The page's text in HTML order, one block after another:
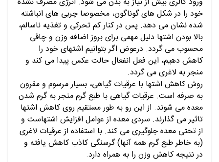
خود را در شکل های گوناگون، مخصوصا چربی های انباشته
شده نشان می دهد. پس در کنار کم تحرکی و تغذیه ناسالم،
بالا بودن اشتها دلیل مهمی برای بروز اضافه وزن و چاقی
محسوب می گردد. درعوض اگر بتوانیم اشتهای خود را
کاهش دهیم، این فعل انفعال حالت عکس پیدا می کند و
منجر به لاغری می گردد.
روش کاهش اشتها با عرقیات گیاهی، بسیار مرسوم و مقرون
به صرفه است. عرقیات گیاهی با طبع گرم منجر به گرم شدن
معده می شوند. از این رو به طور مستقیم روی کاهش اشتها
تاثیر می گذارند. سردی معده از عوامل افزایش اشتهاست و
از تختی معده جلوگیری می کند. با استفاده از عرقیات لاغری
(به خاطر طبع گرم همه آنها) گرسنگی کاذب کاهش یافته و
در نتیجه کاهش وزن را به همراه دارد.